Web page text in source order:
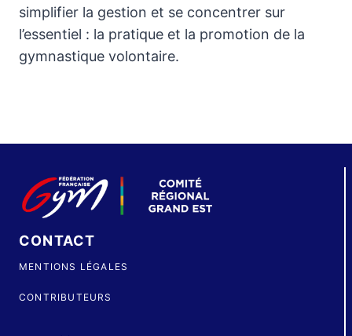
simplifier la gestion et se concentrer sur
l’essentiel : la pratique et la promotion de la
gymnastique volontaire.
CONTACT
MENTIONS LÉGALES
CONTRIBUTEURS